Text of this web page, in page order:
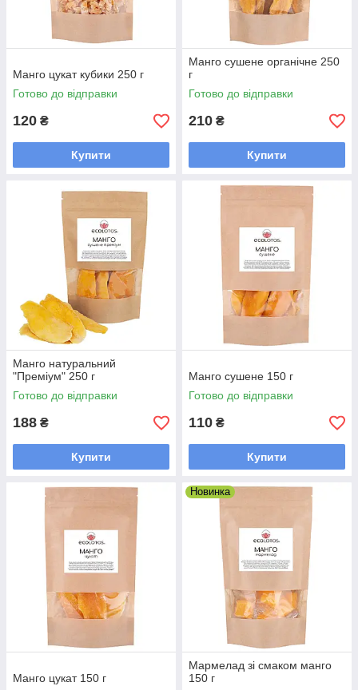
Манго цукат кубики 250 г
Готово до відправки
120 ₴
Купити
Манго сушене органічне 250
г
Готово до відправки
210 ₴
Купити
Манго натуральний
"Преміум" 250 г
Готово до відправки
188 ₴
Купити
Манго сушене 150 г
Готово до відправки
110 ₴
Купити
Манго цукат 150 г
Новинка
Мармелад зі смаком манго
150 г